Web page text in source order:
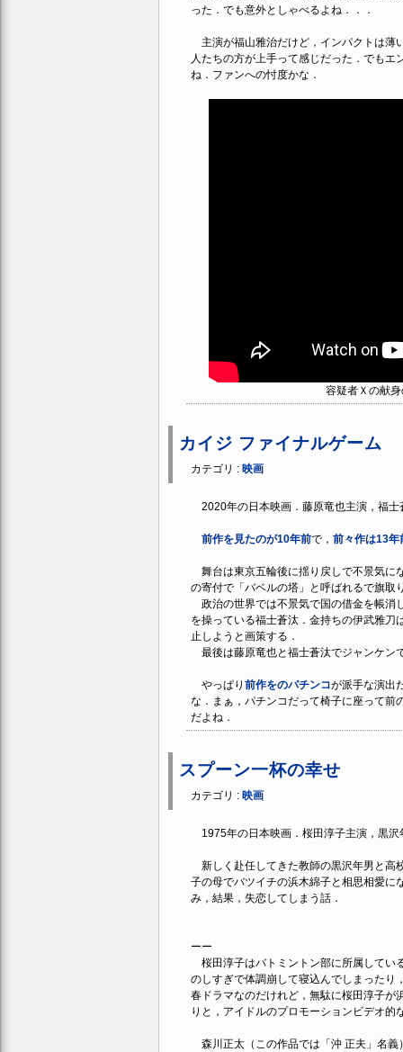
った．でも意外としゃべるよね．．．
主演が福山雅治だけど，インパクトは薄
人たちの方が上手って感じだった．でも
ね．ファンへの忖度かな．
容疑者Ｘの献
カイジ ファイナルゲーム
カテゴリ : 映画
2020年の日本映画．藤原竜也主演，福士
前作を見たのが10年前で， 前々作は13年
舞台は東京五輪後に揺り戻しで不景気に
の寄付で「バベルの塔」と呼ばれるで旗取
政治の世界では不景気で国の借金を帳消
を操っている福士蒼汰．金持ちの伊武雅
止しようと画策する．
最後は藤原竜也と福士蒼汰でジャンケン
やっぱり 前作をのパチンコが派手な演出
な．まぁ，パチンコだって椅子に座って前
だよね．
スプーン一杯の幸せ
カテゴリ : 映画
1975年の日本映画．桜田淳子主演，黒沢
新しく赴任してきた教師の黒沢年男と高
子の母でバツイチの浜木綿子と相思相愛に
み，結果，失恋してしまう話．
ーー
桜田淳子はバトミントン部に所属してい
のしすぎで体調崩して寝込んでしまったり
春ドラマなのだけれど，無駄に桜田淳子が
りと，アイドルのプロモーションビデオ的
森川正太（この作品では「沖 正夫」名